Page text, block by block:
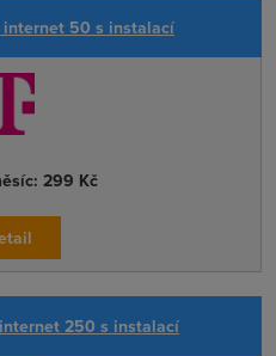
internet 50 s instalací
299 Kč
250 s instalací